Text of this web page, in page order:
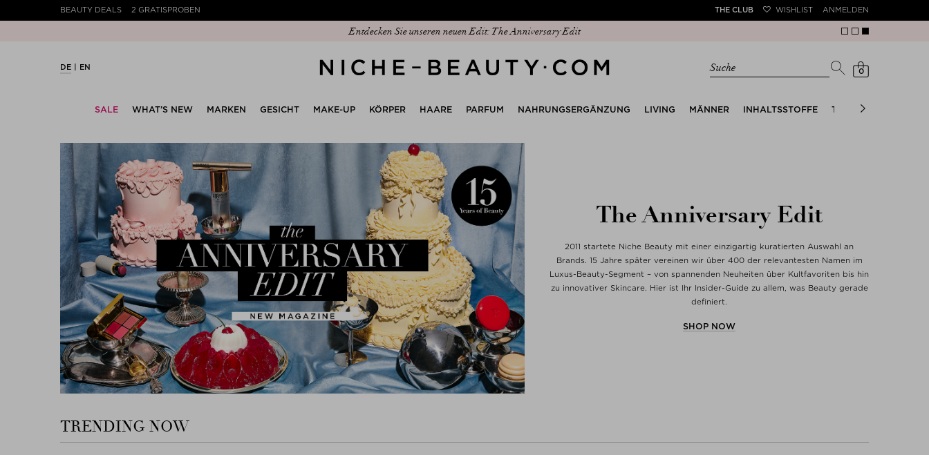
BEAUTY DEALS 2 GRATISPROBEN THE CLUB WISHLIST ANMELDEN
Entdecken Sie unseren neuen Edit: The Anniversary Edit
DE EN Suche 0
SALE WHAT’S NEW MARKEN GESICHT MAKE-UP KÖRPER HAARE PARFUM NAHRUNGSERGÄNZUNG LIVING MÄNNER INHALTSSTOFFE TRENDS
The Anniversary Edit
2011 startete Niche Beauty mit einer einzigartig kuratierten Auswahl an
Brands. 15 Jahre später vereinen wir über 400 der relevantesten Namen im
Luxus-Beauty-Segment – von spannenden Neuheiten über Kultfavoriten bis hin
zu innovativer Skincare. Hier ist Ihr Insider-Guide zu allem, was Beauty gerade
definiert.
SHOP NOW
TRENDING NOW